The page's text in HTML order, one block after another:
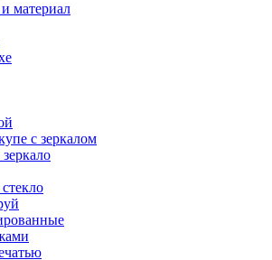
материал
с зеркалом